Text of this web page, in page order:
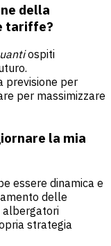
della
tariffe?
ospiti
previsione per
per massimizzare
la mia
essere dinamica e
delle
albergatori
strategia